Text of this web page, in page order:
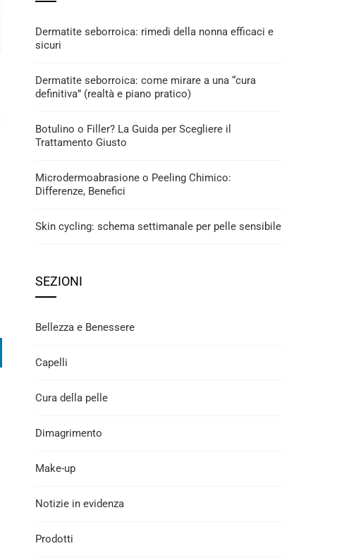
Dermatite seborroica: rimedi della nonna efficaci e
sicuri
Dermatite seborroica: come mirare a una “cura
definitiva” (realtà e piano pratico)
Botulino o Filler? La Guida per Scegliere il
Trattamento Giusto
Microdermoabrasione o Peeling Chimico:
Differenze, Benefici
Skin cycling: schema settimanale per pelle sensibile
SEZIONI
Bellezza e Benessere
Capelli
Cura della pelle
Dimagrimento
Make-up
Notizie in evidenza
Prodotti